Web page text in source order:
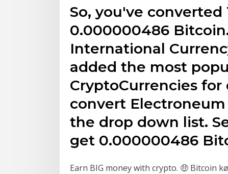
So, you've
0.000000486
International
added the most
CryptoCurrencies for
convert
the drop down list.
get 0.000000486
Earn BIG money with crypto. 🤑 Bitcoin